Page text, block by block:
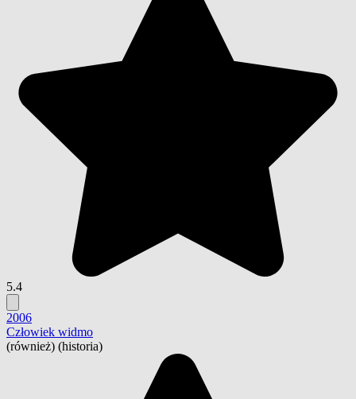
5.4
2006
Człowiek widmo
(również) (historia)